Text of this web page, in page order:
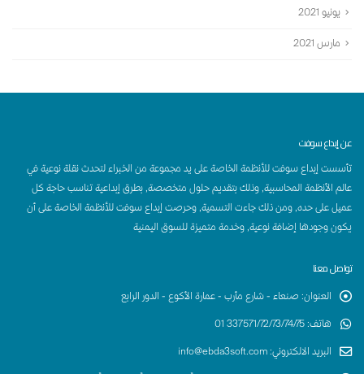
يونيو 2021
مارس 2021
عن إبداع سوفت
تأسست إبداع سوفت للأنظمة الخاصة على يد مجموعة من الخبراء لتحدث نقلة نوعية في
عالم الأنظمة المحاسبية, وذلك بتقديم حلول متخصصة, بطرق إبداعية تناسب حاجة كل
عميل على حده, ومن ذلك جاءت التسمية, وحرصت إبداع سوفت للأنظمة الخاصة على أن
يكون وجودها إضافة نوعية, وخدمة متميزة للسوق اليمنية
تواصل معنا
العنوان: صنعاء - شارع مأرب - عمارة الأكوع - الدور الرابع
هاتف:
337571/72/73/74/75 01
البريد الالكتروني:
info@ebda3soft.com